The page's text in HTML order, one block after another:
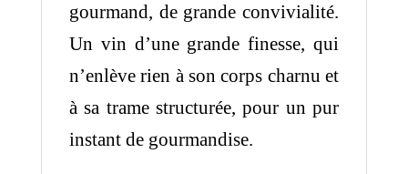
gourmand, de grande convivialité.
Un vin d’une grande finesse, qui
n’enlève rien à son corps charnu et
à sa trame structurée, pour un pur
instant de gourmandise.